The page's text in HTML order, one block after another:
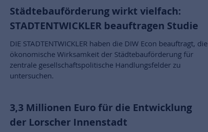
Städtebauförderung wirkt vielfach:
STADTENTWICKLER beauftragen Studie
DIE STADTENTWICKLER haben die DIW Econ beauftragt, die
ökonomische Wirksamkeit der Städtebauförderung für
zentrale gesellschaftspolitische Handlungsfelder zu
untersuchen.
3,3 Millionen Euro für die Entwicklung
der Lorscher Innenstadt